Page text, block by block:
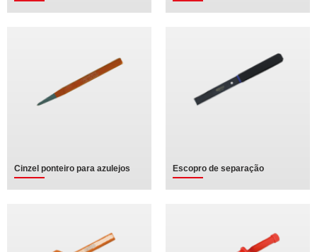
Cinzel ponteiro para azulejos Escopro de separação